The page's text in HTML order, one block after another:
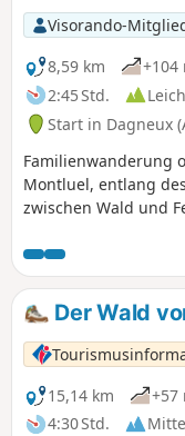
Visorando-
8,59 km
+104
2:45 Std.
Start in Dagneux
Familienwanderung
Montluel, entlang
zwischen Wald und
Der Wald
15,14 km
+57
4:30 Std.